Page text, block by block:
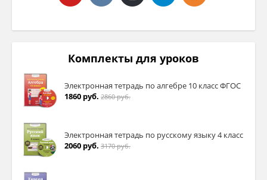
Комплекты для уроков
Электронная тетрадь по алгебре 10 класс ФГОС
1860 руб. 2860 руб.
Электронная тетрадь по русскому языку 4 класс
2060 руб. 3170 руб.